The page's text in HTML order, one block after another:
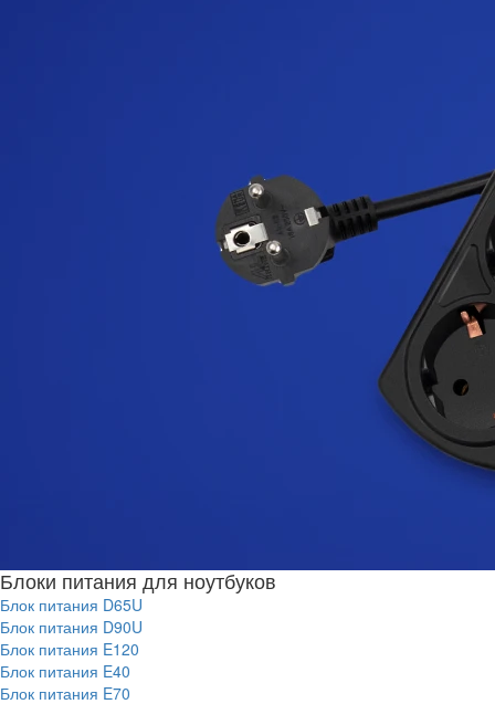
Блоки питания для ноутбуков
Блок питания D65U
Блок питания D90U
Блок питания E120
Блок питания E40
Блок питания E70